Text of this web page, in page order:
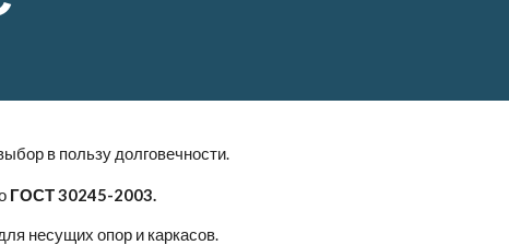
в пользу долговечности.
ГОСТ 30245-2003.
несущих опор и каркасов.